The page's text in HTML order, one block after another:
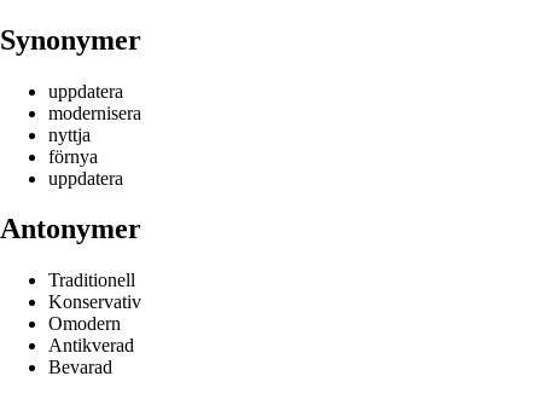
Synonymer
uppdatera
modernisera
nyttja
förnya
uppdatera
Antonymer
Traditionell
Konservativ
Omodern
Antikverad
Bevarad